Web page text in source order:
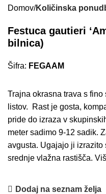
Domov Količinska
Festuca gautieri
bilnica)
Šifra: FEGAAM
Trajna okrasna trava s
listov. Rast je gosta,
pride do izraza v
meter sadimo 9-12 sadik.
avgusta. Ugajajo ji izrazito
srednje vlažna rastišča.
Dodaj na seznam želja